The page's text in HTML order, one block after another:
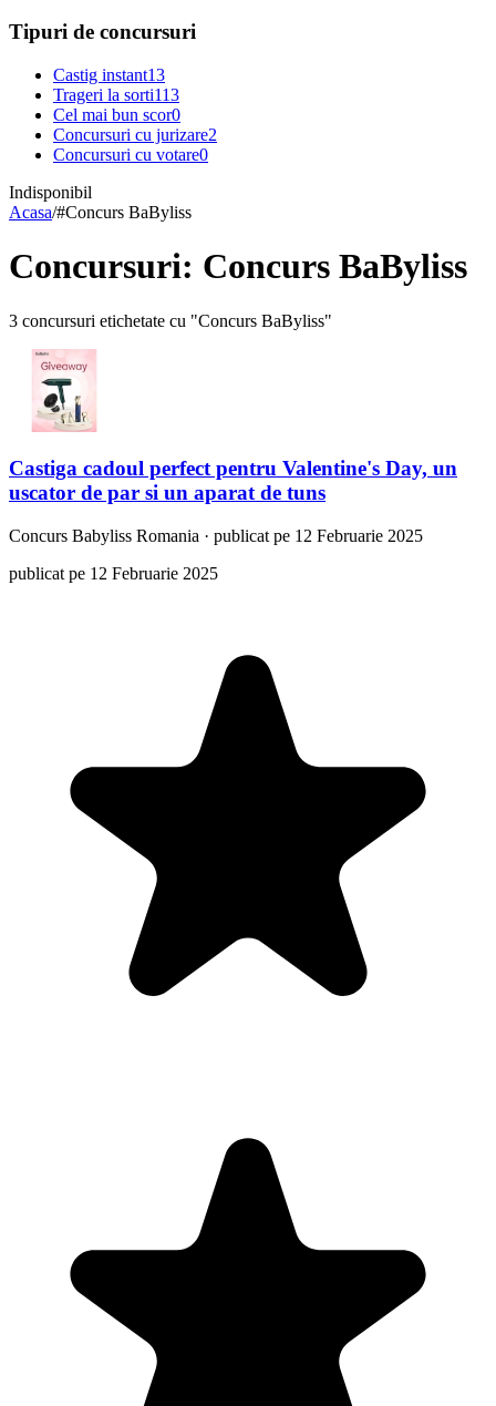
Tipuri de concursuri
Castig instant13
Trageri la sorti113
Cel mai bun scor0
Concursuri cu jurizare2
Concursuri cu votare0
Indisponibil
Acasa/#Concurs BaByliss
Concursuri: Concurs BaByliss
3 concursuri etichetate cu "Concurs BaByliss"
Castiga cadoul perfect pentru Valentine's Day, un
uscator de par si un aparat de tuns
Concurs Babyliss Romania · publicat pe 12 Februarie 2025
publicat pe 12 Februarie 2025